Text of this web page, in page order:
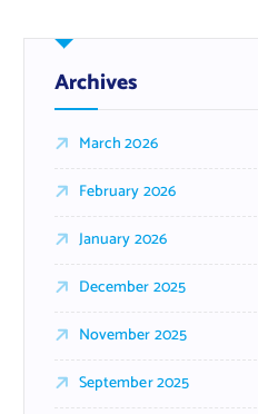
Archives
March 2026
February 2026
January 2026
December 2025
November 2025
September 2025